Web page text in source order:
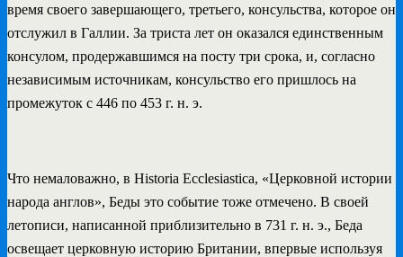
время своего завершающего, третьего, консульства, которое он
отслужил в Галлии. За триста лет он оказался единственным
консулом, продержавшимся на посту три срока, и, согласно
независимым источникам, консульство его пришлось на
промежуток с 446 по 453 г. н. э.
Что немаловажно, в Historia Ecclesiastica, «Церковной истории
народа англов», Беды это событие тоже отмечено. В своей
летописи, написанной приблизительно в 731 г. н. э., Беда
освещает церковную историю Британии, впервые используя